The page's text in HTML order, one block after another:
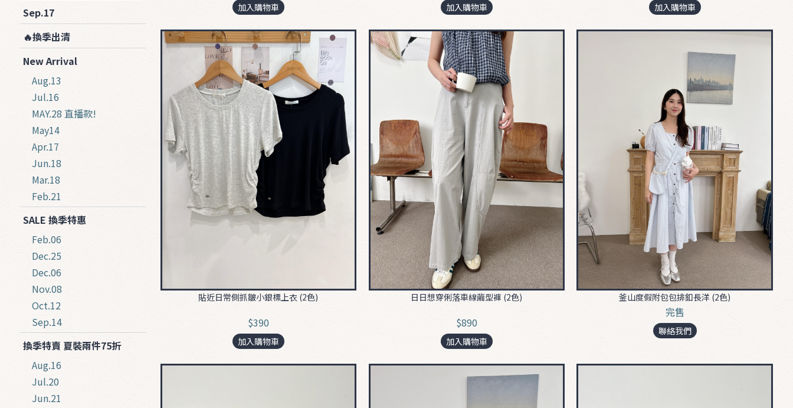
Sep.17
🔥換季出清
New Arrival
Aug.13
Jul.16
MAY.28 直播款!
May14
Apr.17
Jun.18
Mar.18
Feb.21
SALE 換季特惠
Feb.06
Dec.25
Dec.06
Nov.08
Oct.12
Sep.14
換季特賣 夏裝兩件75折
Aug.16
Jul.20
Jun.21
加入購物車 加入購物車 加入購物車
貼近日常側抓皺小銀標上衣 (2色)
$390
加入購物車
日日想穿俐落車線繭型褲 (2色)
$890
加入購物車
釜山度假附包包排釦長洋 (2色)
完售
聯絡我們